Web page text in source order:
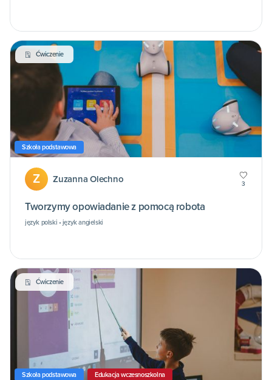
Ćwiczenie
Szkoła podstawowa
Z Zuzanna Olechno 3
Tworzymy opowiadanie z pomocą robota
język polski • język angielski
Ćwiczenie
Szkoła podstawowa Edukacja wczesnoszkolna